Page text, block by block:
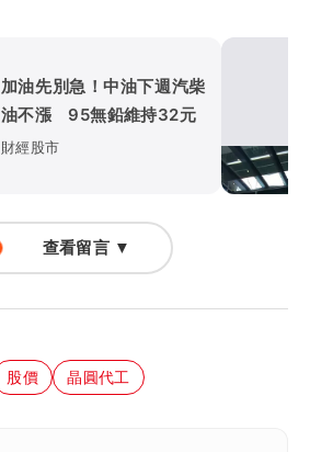
加油先別急！中油下週汽柴
油不漲 95無鉛維持32元
財經股市
查看留言 ▼
股價 晶圓代工